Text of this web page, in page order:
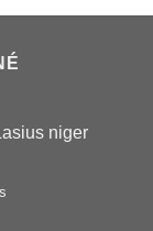
niger